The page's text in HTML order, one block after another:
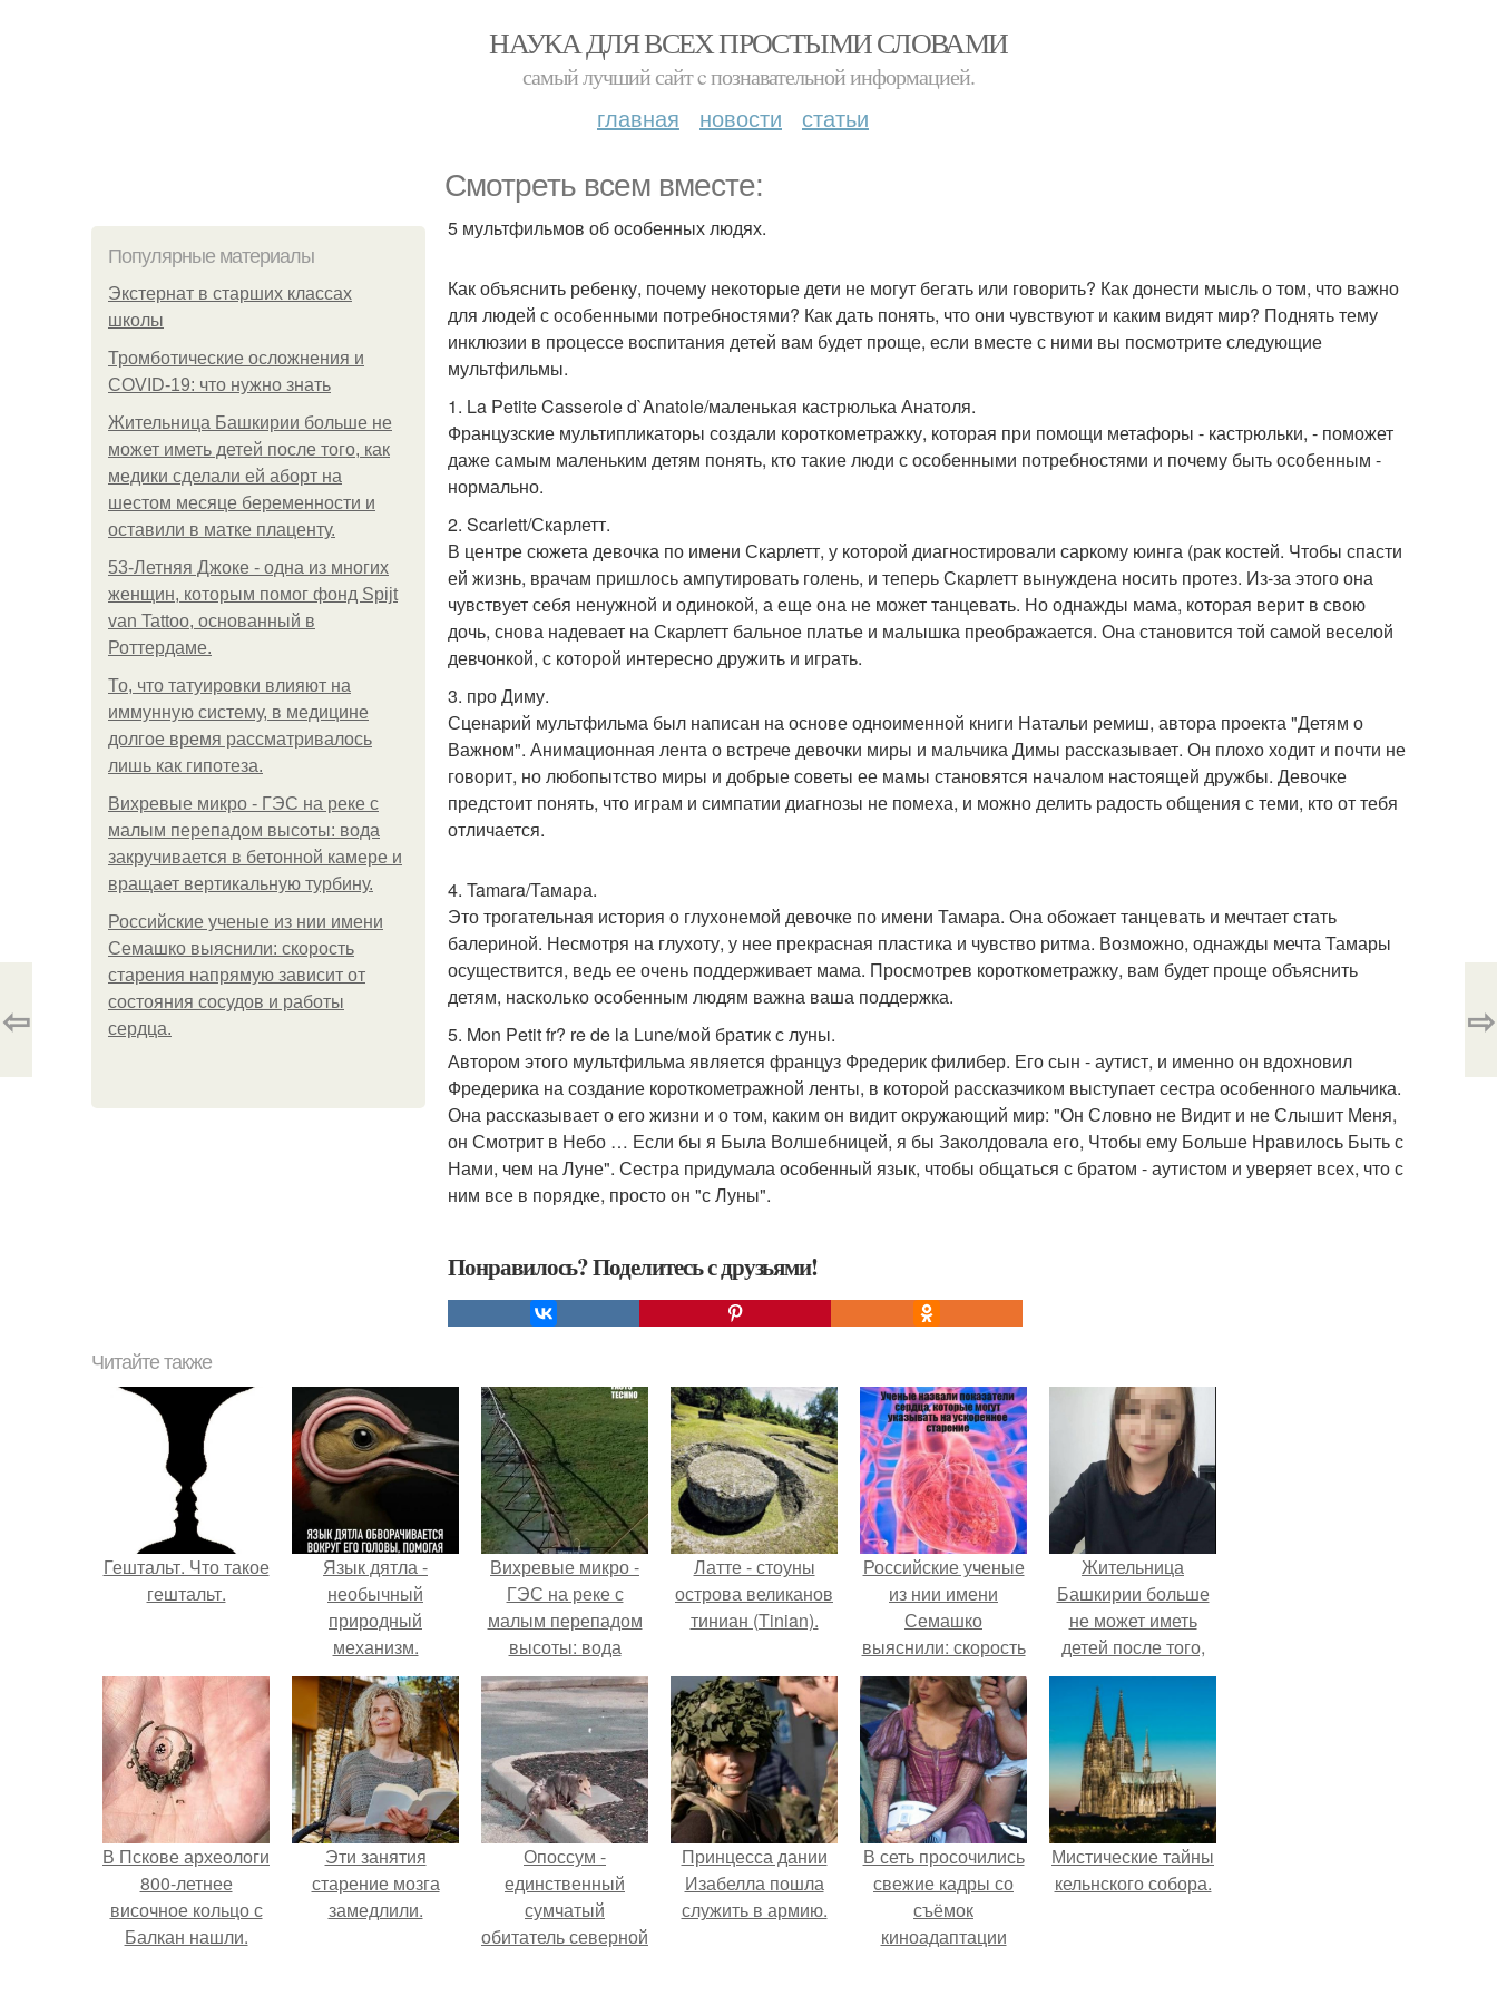
НАУКА ДЛЯ ВСЕХ ПРОСТЫМИ СЛОВАМИ
самый лучший сайт c познавательной информацией.
главная новости статьи
Смотреть всем вместе:
Популярные материалы
Экстернат в старших классах
школы
Тромботические осложнения и
COVID-19: что нужно знать
Жительница Башкирии больше не
может иметь детей после того, как
медики сделали ей аборт на
шестом месяце беременности и
оставили в матке плаценту.
53-Летняя Джоке - одна из многих
женщин, которым помог фонд Spijt
van Tattoo, основанный в
Роттердаме.
То, что татуировки влияют на
иммунную систему, в медицине
долгое время рассматривалось
лишь как гипотеза.
Вихревые микро - ГЭС на реке с
малым перепадом высоты: вода
закручивается в бетонной камере и
вращает вертикальную турбину.
Российские ученые из нии имени
Семашко выяснили: скорость
старения напрямую зависит от
состояния сосудов и работы
сердца.
5 мультфильмов об особенных людях.
Как объяснить ребенку, почему некоторые дети не могут бегать или говорить? Как донести мысль о том, что важно
для людей с особенными потребностями? Как дать понять, что они чувствуют и каким видят мир? Поднять тему
инклюзии в процессе воспитания детей вам будет проще, если вместе с ними вы посмотрите следующие
мультфильмы.
1. La Petite Casserole d`Anatole/маленькая кастрюлька Анатоля.
Французские мультипликаторы создали короткометражку, которая при помощи метафоры - кастрюльки, - поможет
даже самым маленьким детям понять, кто такие люди с особенными потребностями и почему быть особенным -
нормально.
2. Scarlett/Скарлетт.
В центре сюжета девочка по имени Скарлетт, у которой диагностировали саркому юинга (рак костей. Чтобы спасти
ей жизнь, врачам пришлось ампутировать голень, и теперь Скарлетт вынуждена носить протез. Из-за этого она
чувствует себя ненужной и одинокой, а еще она не может танцевать. Но однажды мама, которая верит в свою
дочь, снова надевает на Скарлетт бальное платье и малышка преображается. Она становится той самой веселой
девчонкой, с которой интересно дружить и играть.
3. про Диму.
Сценарий мультфильма был написан на основе одноименной книги Натальи ремиш, автора проекта "Детям о
Важном". Анимационная лента о встрече девочки миры и мальчика Димы рассказывает. Он плохо ходит и почти не
говорит, но любопытство миры и добрые советы ее мамы становятся началом настоящей дружбы. Девочке
предстоит понять, что играм и симпатии диагнозы не помеха, и можно делить радость общения с теми, кто от тебя
отличается.
4. Tamara/Тамара.
Это трогательная история о глухонемой девочке по имени Тамара. Она обожает танцевать и мечтает стать
балериной. Несмотря на глухоту, у нее прекрасная пластика и чувство ритма. Возможно, однажды мечта Тамары
осуществится, ведь ее очень поддерживает мама. Просмотрев короткометражку, вам будет проще объяснить
детям, насколько особенным людям важна ваша поддержка.
5. Mon Petit fr? re de la Lune/мой братик с луны.
Автором этого мультфильма является француз Фредерик филибер. Его сын - аутист, и именно он вдохновил
Фредерика на создание короткометражной ленты, в которой рассказчиком выступает сестра особенного мальчика.
Она рассказывает о его жизни и о том, каким он видит окружающий мир: "Он Словно не Видит и не Слышит Меня,
он Смотрит в Небо … Если бы я Была Волшебницей, я бы Заколдовала его, Чтобы ему Больше Нравилось Быть с
Нами, чем на Луне". Сестра придумала особенный язык, чтобы общаться с братом - аутистом и уверяет всех, что с
ним все в порядке, просто он "с Луны".
Понравилось? Поделитесь с друзьями!
⇦ ⇨
Читайте также
Гештальт. Что такое
гештальт.
Язык дятла -
необычный
природный
механизм.
Вихревые микро -
ГЭС на реке с
малым перепадом
высоты: вода
закручивается в
бетонной камере и
вращает
вертикальную
турбину.
Латте - стоуны
острова великанов
тиниан (Tinian).
Российские ученые
из нии имени
Семашко
выяснили: скорость
старения напрямую
зависит от
состояния сосудов
и работы сердца.
Жительница
Башкирии больше
не может иметь
детей после того,
как медики сделали
ей аборт на шестом
месяце
беременности и
оставили в матке
плаценту.
В Пскове археологи
800-летнее
височное кольцо с
Балкан нашли.
Эти занятия
старение мозга
замедлили.
Опоссум -
единственный
сумчатый
обитатель северной
Принцесса дании
Изабелла пошла
служить в армию.
В сеть просочились
свежие кадры со
съёмок
киноадаптации
Мистические тайны
кельнского собора.